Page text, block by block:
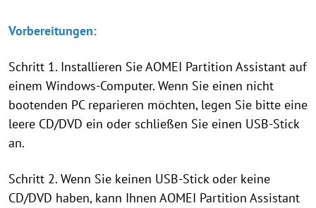
Vorbereitungen:
Schritt 1. Installieren Sie AOMEI Partition Assistant auf
einem Windows-Computer. Wenn Sie einen nicht
bootenden PC reparieren möchten, legen Sie bitte eine
leere CD/DVD ein oder schließen Sie einen USB-Stick
an.
Schritt 2. Wenn Sie keinen USB-Stick oder keine
CD/DVD haben, kann Ihnen AOMEI Partition Assistant